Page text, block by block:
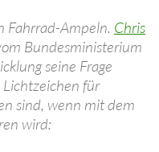
Fahrrad-Ampeln. Chris
Bundesministerium
seine Frage
für
sind, wenn mit dem
wird: